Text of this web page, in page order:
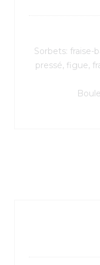
Sorbets: fraise-
pressé, figue,